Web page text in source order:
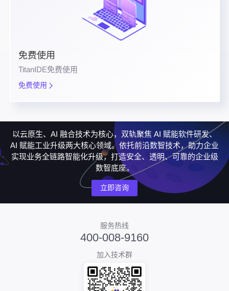
免费使用
TitanIDE免费使用
免费使用
以云原生、AI 融合技术为核心，双轨聚焦 AI 赋能软件研发、
AI 赋能工业升级两大核心领域。依托前沿数智技术，助力企业
实现业务全链路智能化升级，打造安全、透明、可靠的企业级
数智底座。
立即咨询
服务热线
400-008-9160
加入技术群